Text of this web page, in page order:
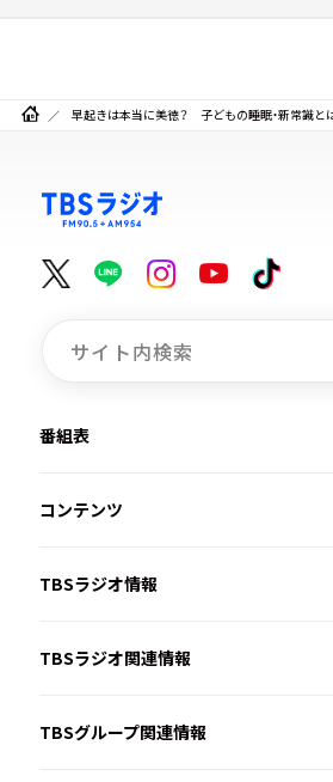
早起きは本当に美徳？ 子どもの睡眠・新常識と
番組表
コンテンツ
TBSラジオ情報
TBSラジオ関連情報
TBSグループ関連情報